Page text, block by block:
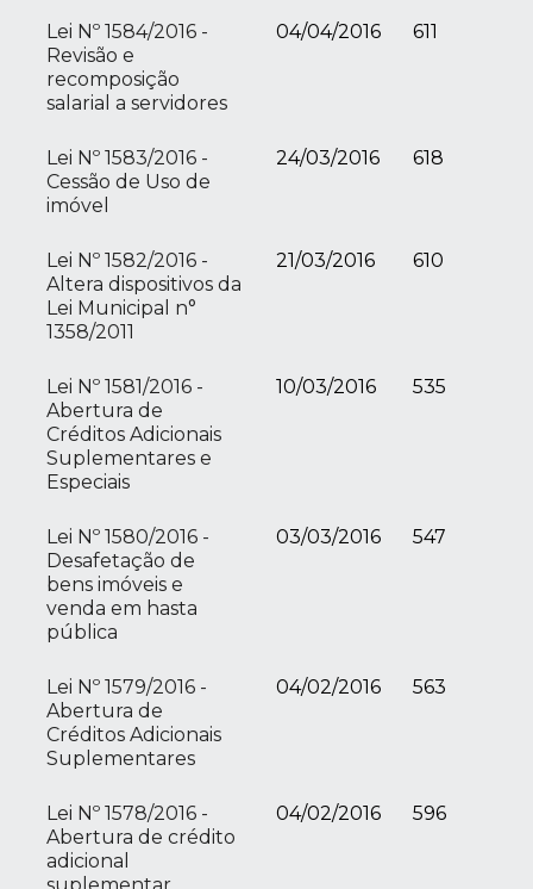
Lei Nº 1584/2016 -
Revisão e
recomposição
salarial a servidores
04/04/2016 611
Lei Nº 1583/2016 -
Cessão de Uso de
imóvel
24/03/2016 618
Lei Nº 1582/2016 -
Altera dispositivos da
Lei Municipal n°
1358/2011
21/03/2016 610
Lei Nº 1581/2016 -
Abertura de
Créditos Adicionais
Suplementares e
Especiais
10/03/2016 535
Lei Nº 1580/2016 -
Desafetação de
bens imóveis e
venda em hasta
pública
03/03/2016 547
Lei Nº 1579/2016 -
Abertura de
Créditos Adicionais
Suplementares
04/02/2016 563
Lei Nº 1578/2016 -
Abertura de crédito
adicional
suplementar
04/02/2016 596